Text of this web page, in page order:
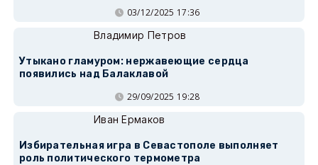
03/12/2025 17:36
Владимир Петров
Утыкано гламуром: нержавеющие сердца
появились над Балаклавой
29/09/2025 19:28
Иван Ермаков
Избирательная игра в Севастополе выполняет
роль политического термометра